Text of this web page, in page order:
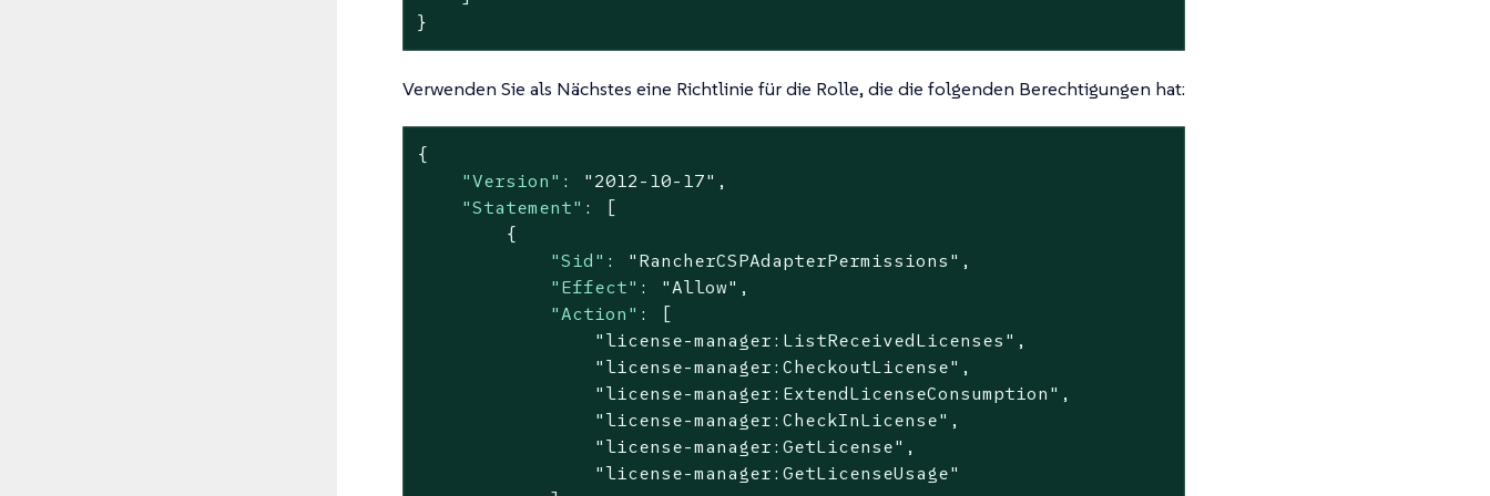
}
Verwenden Sie als Nächstes eine Richtlinie für die Rolle, die die folgenden Berechtigungen hat:
{
"Version" : "2012-10-17" ,
"Statement" : [
        {
"Sid" : "RancherCSPAdapterPermissions" ,
"Effect" : "Allow" ,
"Action" : [
"license-manager:ListReceivedLicenses" ,
"license-manager:CheckoutLicense" ,
"license-manager:ExtendLicenseConsumption" ,
"license-manager:CheckInLicense" ,
"license-manager:GetLicense" ,
"license-manager:GetLicenseUsage"